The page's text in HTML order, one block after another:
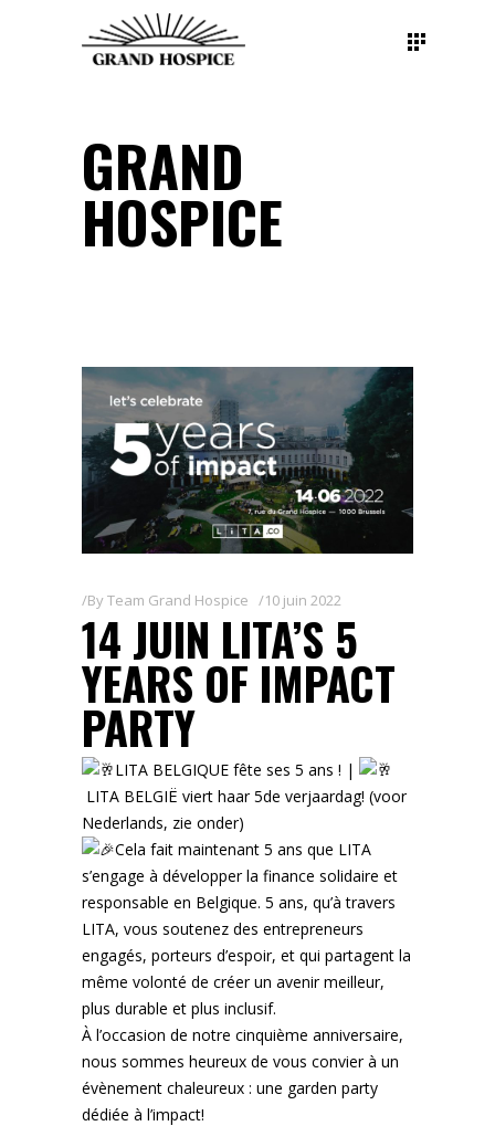
GRAND
HOSPICE
ByTeam Grand Hospice 10 juin 2022
14 JUIN LITA’S 5
YEARS OF IMPACT
PARTY
LITA BELGIQUE fête ses 5 ans ! |
LITA BELGIË viert haar 5de verjaardag! (voor
Nederlands, zie onder)
Cela fait maintenant 5 ans que LITA
s’engage à développer la finance solidaire et
responsable en Belgique. 5 ans, qu’à travers
LITA, vous soutenez des entrepreneurs
engagés, porteurs d’espoir, et qui partagent la
même volonté de créer un avenir meilleur,
plus durable et plus inclusif.
À l’occasion de notre cinquième anniversaire,
nous sommes heureux de vous convier à un
évènement chaleureux : une garden party
dédiée à l’impact!